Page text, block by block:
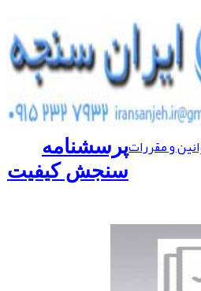
و مقرراتپرسشنامه
سنجش کیفیت